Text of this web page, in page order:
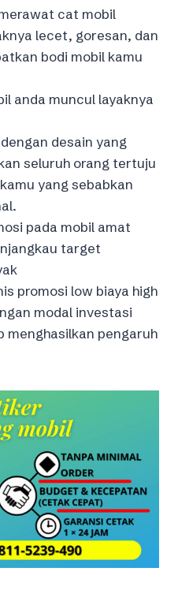
cat mobil
lecet, goresan, dan
bodi mobil kamu
anda muncul layaknya
desain yang
seluruh orang tertuju
yang sebabkan
pada mobil amat
target
promosi low biaya high
modal investasi
menghasilkan pengaruh